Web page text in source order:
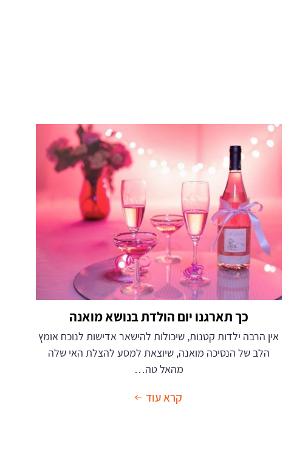
כך תארגנו יום הולדת בנושא מואנה
אין הרבה ילדות קטנות, שיכולות להישאר אדישות לנוכח אומץ
הלב של הנסיכה מואנה, שיוצאת למסע להצלת האי שלה
מהאל טה…
קרא עוד